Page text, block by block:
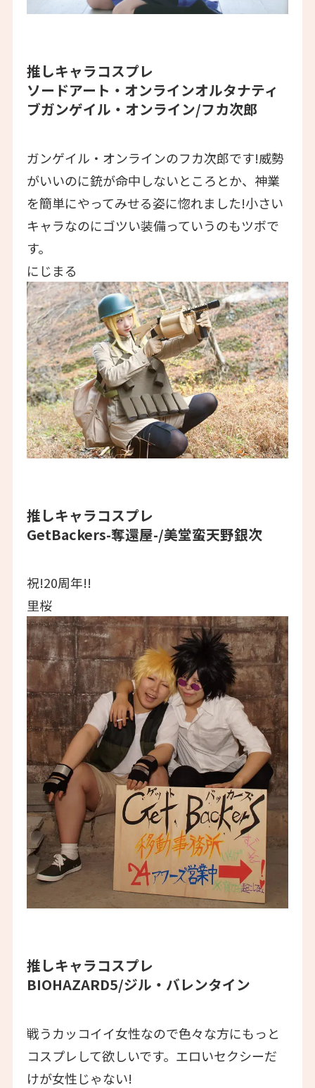
推しキャラコスプレ
ソードアート・オンラインオルタナティ
ブガンゲイル・オンライン/フカ次郎
ガンゲイル・オンラインのフカ次郎です!威勢
がいいのに銃が命中しないところとか、神業
を簡単にやってみせる姿に惚れました!小さい
キャラなのにゴツい装備っていうのもツボで
す。
にじまる
推しキャラコスプレ
GetBackers-奪還屋-/美堂蛮天野銀次
祝!20周年!!
里桜
推しキャラコスプレ
BIOHAZARD5/ジル・バレンタイン
戦うカッコイイ女性なので色々な方にもっと
コスプレして欲しいです。エロいセクシーだ
けが女性じゃない!